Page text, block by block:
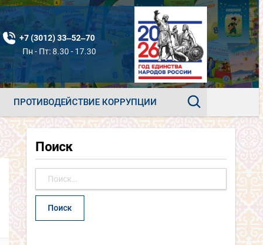
+7 (3012) 33‒52‒70
Пн - Пт: 8.30 - 17.30
ПРОТИВОДЕЙСТВИЕ КОРРУПЦИИ
Поиск